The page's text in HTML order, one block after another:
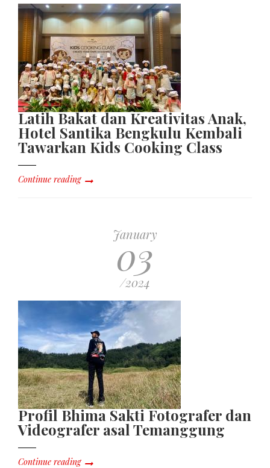
Latih Bakat dan Kreativitas Anak,
Hotel Santika Bengkulu Kembali
Tawarkan Kids Cooking Class
Continue reading
January
03
/2024
Profil Bhima Sakti Fotografer dan
Videografer asal Temanggung
Continue reading